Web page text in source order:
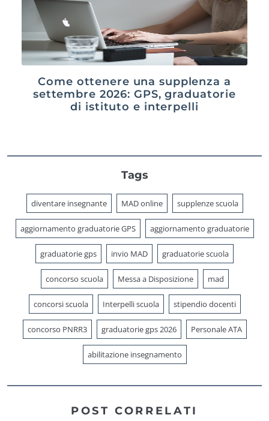
Come ottenere una supplenza a
settembre 2026: GPS, graduatorie
di istituto e interpelli
Tags
diventare insegnante MAD online supplenze scuola
aggiornamento graduatorie GPS aggiornamento graduatorie
graduatorie gps invio MAD graduatorie scuola
concorso scuola Messa a Disposizione mad
concorsi scuola Interpelli scuola stipendio docenti
concorso PNRR3 graduatorie gps 2026 Personale ATA
abilitazione insegnamento
POST CORRELATI